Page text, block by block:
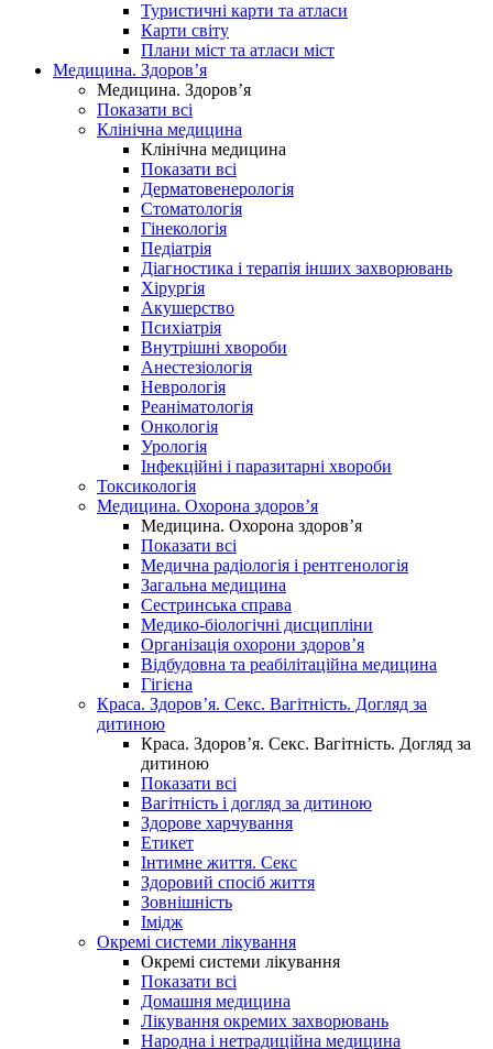
Туристичні карти та атласи
Карти світу
Плани міст та атласи міст
Медицина. Здоров’я
Медицина. Здоров’я
Показати всі
Клінічна медицина
Клінічна медицина
Показати всі
Дерматовенерологія
Стоматологія
Гінекологія
Педіатрія
Діагностика і терапія інших захворювань
Хірургія
Акушерство
Психіатрія
Внутрішні хвороби
Анестезіологія
Неврологія
Реаніматологія
Онкологія
Урологія
Інфекційні і паразитарні хвороби
Токсикологія
Медицина. Охорона здоров’я
Медицина. Охорона здоров’я
Показати всі
Медична радіологія і рентгенологія
Загальна медицина
Сестринська справа
Медико-біологічні дисципліни
Організація охорони здоров’я
Відбудовна та реабілітаційна медицина
Гігієна
Краса. Здоров’я. Секс. Вагітність. Догляд за
дитиною
Краса. Здоров’я. Секс. Вагітність. Догляд за
дитиною
Показати всі
Вагітність і догляд за дитиною
Здорове харчування
Етикет
Інтимне життя. Секс
Здоровий спосіб життя
Зовнішність
Імідж
Окремі системи лікування
Окремі системи лікування
Показати всі
Домашня медицина
Лікування окремих захворювань
Народна і нетрадиційна медицина